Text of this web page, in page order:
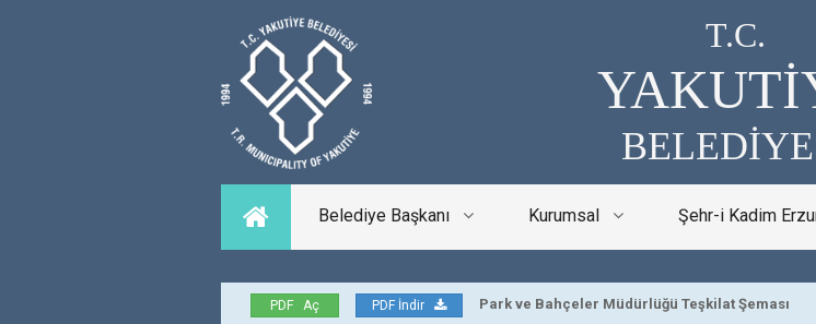
T.C.
Belediye Başkanı Kurumsal Şehr-i Kadim
PDF Aç PDF İndir Park ve Bahçeler Müdürlüğü Teşkilat Şeması